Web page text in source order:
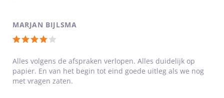
MARJAN BIJLSMA
Totale
waardering:
4
van
Alles volgens de afspraken verlopen. Alles duidelijk op
papier. En van het begin tot eind goede uitleg als we nog
met vragen zaten.